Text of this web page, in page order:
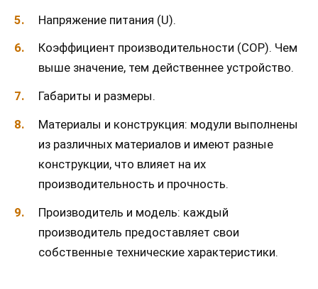
Напряжение питания (U).
Коэффициент производительности (COP). Чем
выше значение, тем действеннее устройство.
Габариты и размеры.
Материалы и конструкция: модули выполнены
из различных материалов и имеют разные
конструкции, что влияет на их
производительность и прочность.
Производитель и модель: каждый
производитель предоставляет свои
собственные технические характеристики.